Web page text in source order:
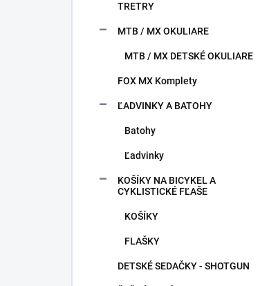
TRETRY
MTB / MX OKULIARE
MTB / MX DETSKÉ OKULIARE
FOX MX Komplety
ĽADVINKY A BATOHY
Batohy
Ľadvinky
KOŠÍKY NA BICYKEL A
CYKLISTICKÉ FĽAŠE
KOŠÍKY
FLAŠKY
DETSKÉ SEDAČKY - SHOTGUN